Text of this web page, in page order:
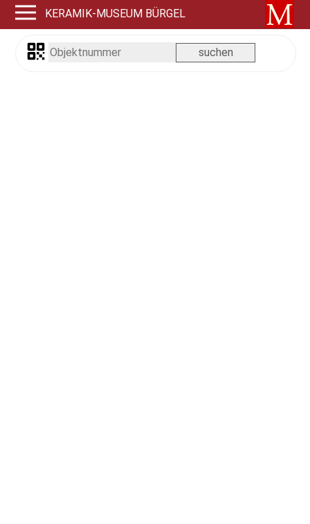
KERAMIK-MUSEUM BÜRGEL